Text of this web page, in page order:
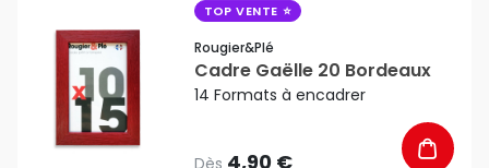
TOP VENTE
Rougier&plé
Cadre Gaëlle 20 Bordeaux
14 Formats à encadrer
Dès 4,90 €